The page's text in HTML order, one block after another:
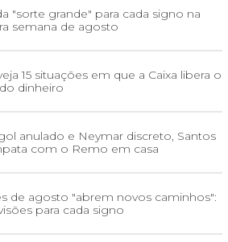
"sorte grande" para cada signo na
semana de agosto
15 situações em que a Caixa libera o
dinheiro
anulado e Neymar discreto, Santos
com o Remo em casa
de agosto "abrem novos caminhos":
para cada signo